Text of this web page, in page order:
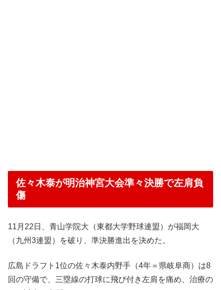
佐々木泰が明治神宮大会準々決勝で左肩負
傷
11月22日、青山学院大（東都大学野球連盟）が福岡大
（九州3連盟）を破り、準決勝進出を決めた。
広島ドラフト1位の佐々木泰内野手（4年＝県岐阜商）は8
回の守備で、三塁線の打球に飛び付き左肩を痛め、治療の